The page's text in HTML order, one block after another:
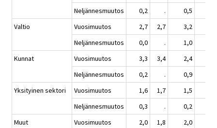
Neljännesmuutos
0,2 . 0,5
Valtio
Vuosimuutos 2,7 2,7 3,2
Neljännesmuutos
0,0 . 1,0
Kunnat
Vuosimuutos 3,3 3,4 2,4
Neljännesmuutos
0,2 . 0,9
Yksityinen sektori
Vuosimuutos 1,6 1,7 1,5
Neljännesmuutos
0,3 . 0,2
Muut
Vuosimuutos 2,0 1,8 2,0